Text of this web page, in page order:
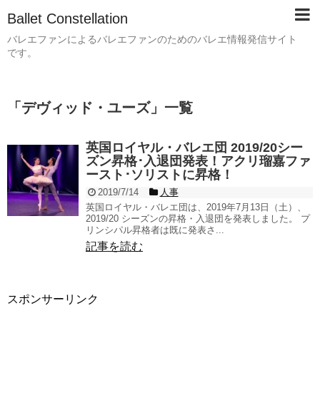
Ballet Constellation
バレエファンによるバレエファンのためのバレエ情報発信サイト
です。
「 デヴィッド・ユーズ」 一覧
英国ロイヤル・バレエ団 2019/20シー
ズン昇格･入退団発表！アクリ瑠嘉ファ
ースト･ソリストに昇格！
2019/7/14
人事
英国ロイヤル・バレエ団は、2019年7月13日（土）、
2019/20 シーズンの昇格・入退団を発表しました。 プ
リンシパル昇格者は既に発表さ...
記事を読む
スポンサーリンク